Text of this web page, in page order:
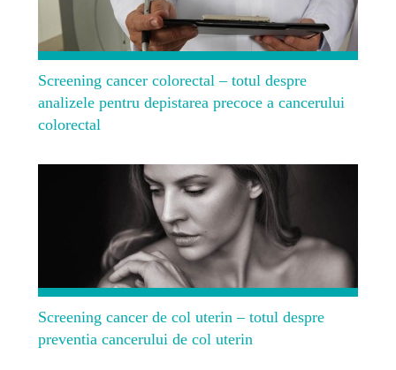
Screening cancer colorectal – totul despre
analizele pentru depistarea precoce a cancerului
colorectal
Screening cancer de col uterin – totul despre
preventia cancerului de col uterin